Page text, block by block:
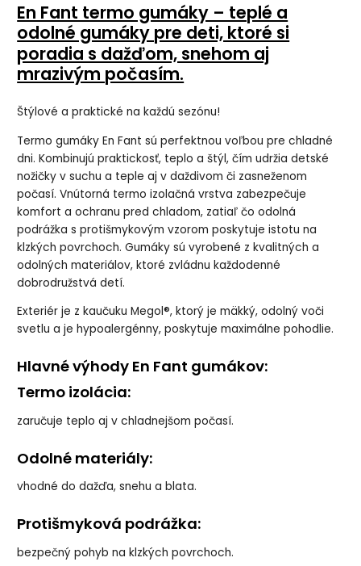
En Fant termo gumáky – teplé a
odolné gumáky pre deti, ktoré si
poradia s dažďom, snehom aj
mrazivým počasím.
Štýlové a praktické na každú sezónu!
Termo gumáky En Fant sú perfektnou voľbou pre chladné
dni. Kombinujú praktickosť, teplo a štýl, čím udržia detské
nožičky v suchu a teple aj v daždivom či zasneženom
počasí. Vnútorná termo izolačná vrstva zabezpečuje
komfort a ochranu pred chladom, zatiaľ čo odolná
podrážka s protišmykovým vzorom poskytuje istotu na
klzkých povrchoch. Gumáky sú vyrobené z kvalitných a
odolných materiálov, ktoré zvládnu každodenné
dobrodružstvá detí.
Exteriér je z kaučuku Megol®, ktorý je mäkký, odolný voči
svetlu a je hypoalergénny, poskytuje maximálne pohodlie.
Hlavné výhody En Fant gumákov:
Termo izolácia:
zaručuje teplo aj v chladnejšom počasí.
Odolné materiály:
vhodné do dažďa, snehu a blata.
Protišmyková podrážka:
bezpečný pohyb na klzkých povrchoch.